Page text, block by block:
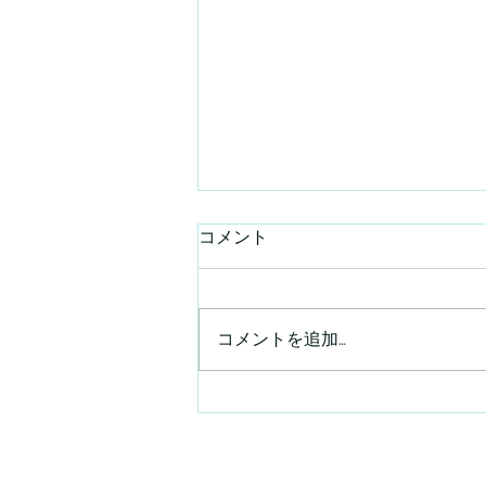
コメント
コメントを追加…